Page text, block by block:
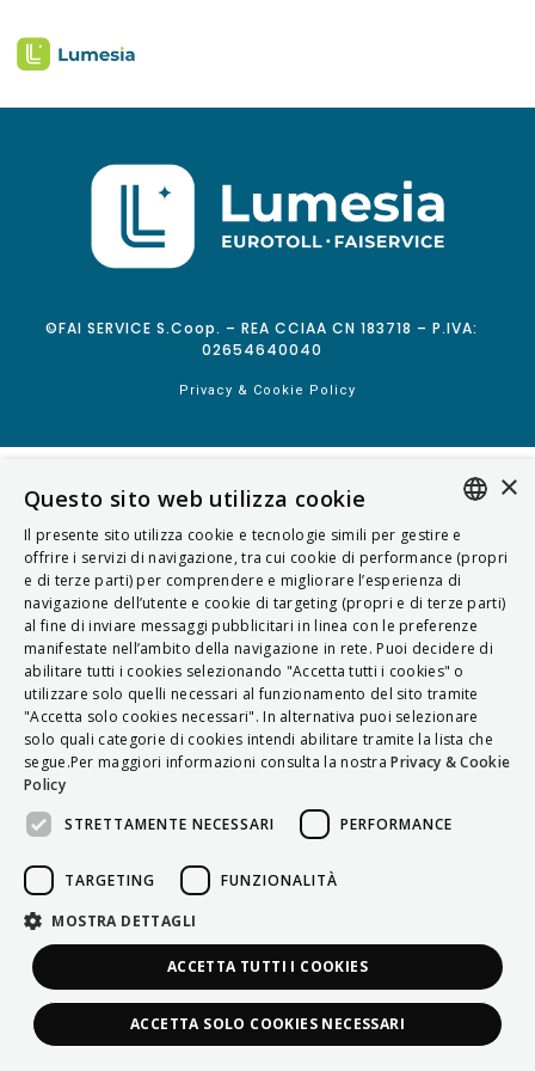
©FAI SERVICE S.Coop. – REA CCIAA CN 183718 – P.IVA:
02654640040
Privacy & Cookie Policy
ITALIAN
ENGLISH
FRENCH
HUNGARIAN
DEUTSCH
POLSKI
PORTUGUÊS
×
Questo sito web utilizza cookie
Il presente sito utilizza cookie e tecnologie simili per gestire e
offrire i servizi di navigazione, tra cui cookie di performance (propri
e di terze parti) per comprendere e migliorare l’esperienza di
navigazione dell’utente e cookie di targeting (propri e di terze parti)
al fine di inviare messaggi pubblicitari in linea con le preferenze
manifestate nell’ambito della navigazione in rete. Puoi decidere di
abilitare tutti i cookies selezionando "Accetta tutti i cookies" o
utilizzare solo quelli necessari al funzionamento del sito tramite
"Accetta solo cookies necessari". In alternativa puoi selezionare
solo quali categorie di cookies intendi abilitare tramite la lista che
segue.Per maggiori informazioni consulta la nostra Privacy & Cookie
Policy
STRETTAMENTE NECESSARI
PERFORMANCE
TARGETING FUNZIONALITÀ
MOSTRA DETTAGLI
ACCETTA TUTTI I COOKIES
ACCETTA SOLO COOKIES NECESSARI